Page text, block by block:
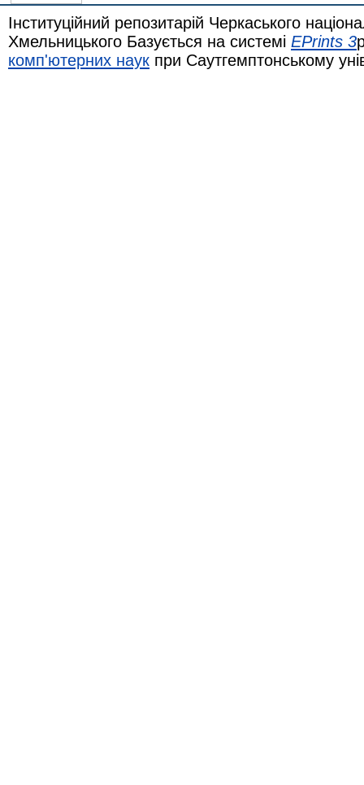
Інституційний репозитарій Черкаського
Хмельницького Базується на системі EPrints 3
комп'ютерних наук при Саутгемптонському